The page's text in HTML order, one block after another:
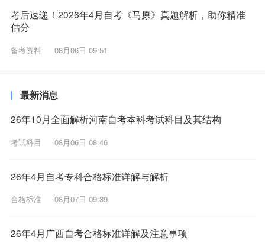
考后速递！2026年4月自考《马原》真题解析，助你精准
估分
备考资料 08月06日 09:51
最新消息
26年10月全面解析河南自考本科考试科目及其结构
考试科目 08月06日 08:46
26年4月自考专科合格标准详解与解析
合格标准 08月07日 09:39
26年4月广西自考合格标准详解及注意事项